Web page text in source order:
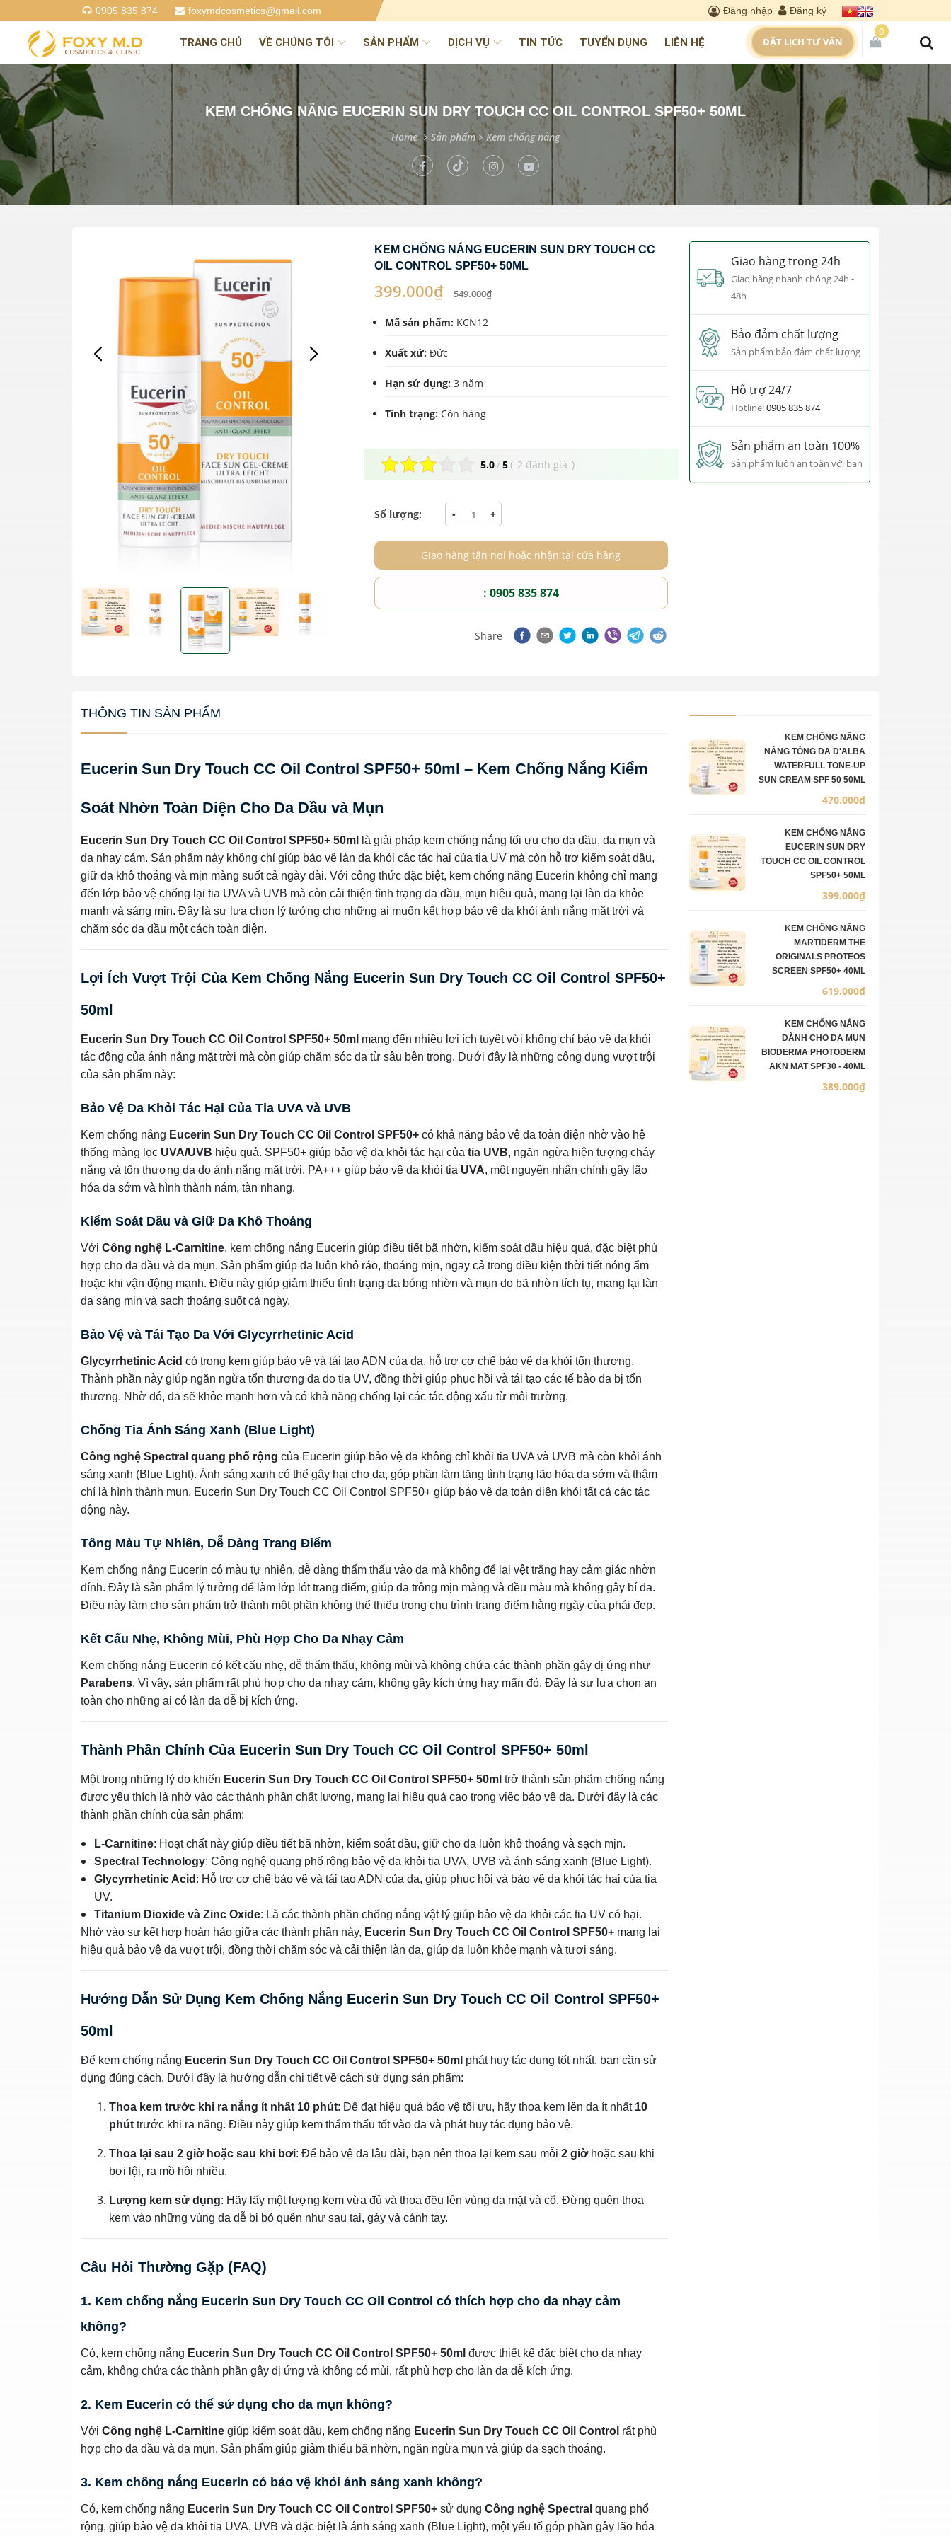
0905 835 874 foxymdcosmetics@gmail.com Đăng nhập Đăng ký
TRANG CHỦ VỀ CHÚNG TÔI SẢN PHẨM DỊCH VỤ TIN TỨC TUYỂN DỤNG LIÊN HỆ ĐẶT LỊCH TƯ VẤN
0
KEM CHỐNG NẮNG EUCERIN SUN DRY TOUCH CC OIL CONTROL SPF50+ 50ML
Home Sản phẩm Kem chống nắng
KEM CHỐNG NẮNG EUCERIN SUN DRY TOUCH CC
OIL CONTROL SPF50+ 50ML
399.000₫ 549.000₫
Mã sản phẩm: KCN12
Xuất xứ: Đức
Hạn sử dụng: 3 năm
Tình trạng: Còn hàng
5.0/5( 2 đánh giá )
Số lượng: - +
Giao hàng tận nơi hoặc nhận tại cửa hàng
: 0905 835 874
Share
Giao hàng trong 24h
Giao hàng nhanh chóng 24h -
48h
Bảo đảm chất lượng
Sản phẩm bảo đảm chất lượng
Hỗ trợ 24/7
Hotline:0905 835 874
Sản phẩm an toàn 100%
Sản phẩm luôn an toàn với bạn
THÔNG TIN SẢN PHẨM
Eucerin Sun Dry Touch CC Oil Control SPF50+ 50ml – Kem Chống Nắng Kiểm
Soát Nhờn Toàn Diện Cho Da Dầu và Mụn
Eucerin Sun Dry Touch CC Oil Control SPF50+ 50ml
là giải pháp kem chống nắng tối ưu cho da dầu, da mụn và
da nhạy cảm. Sản phẩm này không chỉ giúp bảo vệ làn da khỏi các tác hại của tia UV mà còn hỗ trợ kiểm soát dầu,
giữ da khô thoáng và mịn màng suốt cả ngày dài. Với công thức đặc biệt, kem chống nắng Eucerin không chỉ mang
đến lớp bảo vệ chống lại tia UVA và UVB mà còn cải thiện tình trạng da dầu, mụn hiệu quả, mang lại làn da khỏe
mạnh và sáng mịn. Đây là sự lựa chọn lý tưởng cho những ai muốn kết hợp bảo vệ da khỏi ánh nắng mặt trời và
chăm sóc da dầu một cách toàn diện.
Lợi Ích Vượt Trội Của Kem Chống Nắng Eucerin Sun Dry Touch CC Oil Control SPF50+
50ml
Eucerin Sun Dry Touch CC Oil Control SPF50+ 50ml mang đến nhiều lợi ích tuyệt vời không chỉ bảo vệ da khỏi
tác động của ánh nắng mặt trời mà còn giúp chăm sóc da từ sâu bên trong. Dưới đây là những công dụng vượt trội
của sản phẩm này:
Bảo Vệ Da Khỏi Tác Hại Của Tia UVA và UVB
Kem chống nắng Eucerin Sun Dry Touch CC Oil Control SPF50+ có khả năng bảo vệ da toàn diện nhờ vào hệ
thống màng lọc UVA/UVB hiệu quả. SPF50+ giúp bảo vệ da khỏi tác hại của tia UVB, ngăn ngừa hiện tượng cháy
nắng và tổn thương da do ánh nắng mặt trời. PA+++ giúp bảo vệ da khỏi tia UVA, một nguyên nhân chính gây lão
hóa da sớm và hình thành nám, tàn nhang.
Kiểm Soát Dầu và Giữ Da Khô Thoáng
Với Công nghệ L-Carnitine, kem chống nắng Eucerin giúp điều tiết bã nhờn, kiểm soát dầu hiệu quả, đặc biệt phù
hợp cho da dầu và da mụn. Sản phẩm giúp da luôn khô ráo, thoáng mịn, ngay cả trong điều kiện thời tiết nóng ẩm
hoặc khi vận động mạnh. Điều này giúp giảm thiểu tình trạng da bóng nhờn và mụn do bã nhờn tích tụ, mang lại làn
da sáng mịn và sạch thoáng suốt cả ngày.
Bảo Vệ và Tái Tạo Da Với Glycyrrhetinic Acid
Glycyrrhetinic Acid có trong kem giúp bảo vệ và tái tạo ADN của da, hỗ trợ cơ chế bảo vệ da khỏi tổn thương.
Thành phần này giúp ngăn ngừa tổn thương da do tia UV, đồng thời giúp phục hồi và tái tạo các tế bào da bị tổn
thương. Nhờ đó, da sẽ khỏe mạnh hơn và có khả năng chống lại các tác động xấu từ môi trường.
Chống Tia Ánh Sáng Xanh (Blue Light)
Công nghệ Spectral quang phổ rộng của Eucerin giúp bảo vệ da không chỉ khỏi tia UVA và UVB mà còn khỏi ánh
sáng xanh (Blue Light). Ánh sáng xanh có thể gây hại cho da, góp phần làm tăng tình trạng lão hóa da sớm và thậm
chí là hình thành mụn. Eucerin Sun Dry Touch CC Oil Control SPF50+ giúp bảo vệ da toàn diện khỏi tất cả các tác
động này.
Tông Màu Tự Nhiên, Dễ Dàng Trang Điểm
Kem chống nắng Eucerin có màu tự nhiên, dễ dàng thẩm thấu vào da mà không để lại vệt trắng hay cảm giác nhờn
dính. Đây là sản phẩm lý tưởng để làm lớp lót trang điểm, giúp da trông mịn màng và đều màu mà không gây bí da.
Điều này làm cho sản phẩm trở thành một phần không thể thiếu trong chu trình trang điểm hằng ngày của phái đẹp.
Kết Cấu Nhẹ, Không Mùi, Phù Hợp Cho Da Nhạy Cảm
Kem chống nắng Eucerin có kết cấu nhẹ, dễ thẩm thấu, không mùi và không chứa các thành phần gây dị ứng như
Parabens. Vì vậy, sản phẩm rất phù hợp cho da nhạy cảm, không gây kích ứng hay mẩn đỏ. Đây là sự lựa chọn an
toàn cho những ai có làn da dễ bị kích ứng.
Thành Phần Chính Của Eucerin Sun Dry Touch CC Oil Control SPF50+ 50ml
Một trong những lý do khiến Eucerin Sun Dry Touch CC Oil Control SPF50+ 50ml trở thành sản phẩm chống nắng
được yêu thích là nhờ vào các thành phần chất lượng, mang lại hiệu quả cao trong việc bảo vệ da. Dưới đây là các
thành phần chính của sản phẩm:
L-Carnitine: Hoạt chất này giúp điều tiết bã nhờn, kiểm soát dầu, giữ cho da luôn khô thoáng và sạch mịn.
Spectral Technology: Công nghệ quang phổ rộng bảo vệ da khỏi tia UVA, UVB và ánh sáng xanh (Blue Light).
Glycyrrhetinic Acid : Hỗ trợ cơ chế bảo vệ và tái tạo ADN của da, giúp phục hồi và bảo vệ da khỏi tác hại của tia
UV.
Titanium Dioxide và Zinc Oxide: Là các thành phần chống nắng vật lý giúp bảo vệ da khỏi các tia UV có hại.
Nhờ vào sự kết hợp hoàn hảo giữa các thành phần này, Eucerin Sun Dry Touch CC Oil Control SPF50+ mang lại
hiệu quả bảo vệ da vượt trội, đồng thời chăm sóc và cải thiện làn da, giúp da luôn khỏe mạnh và tươi sáng.
Hướng Dẫn Sử Dụng Kem Chống Nắng Eucerin Sun Dry Touch CC Oil Control SPF50+
50ml
Để kem chống nắng Eucerin Sun Dry Touch CC Oil Control SPF50+ 50ml phát huy tác dụng tốt nhất, bạn cần sử
dụng đúng cách. Dưới đây là hướng dẫn chi tiết về cách sử dụng sản phẩm:
Thoa kem trước khi ra nắng ít nhất 10 phút: Để đạt hiệu quả bảo vệ tối ưu, hãy thoa kem lên da ít nhất 10
phút trước khi ra nắng. Điều này giúp kem thẩm thấu tốt vào da và phát huy tác dụng bảo vệ.
Thoa lại sau 2 giờ hoặc sau khi bơi: Để bảo vệ da lâu dài, bạn nên thoa lại kem sau mỗi 2 giờhoặc sau khi
bơi lội, ra mồ hôi nhiều.
Lượng kem sử dụng: Hãy lấy một lượng kem vừa đủ và thoa đều lên vùng da mặt và cổ. Đừng quên thoa
kem vào những vùng da dễ bị bỏ quên như sau tai, gáy và cánh tay.
Câu Hỏi Thường Gặp (FAQ)
1. Kem chống nắng Eucerin Sun Dry Touch CC Oil Control có thích hợp cho da nhạy cảm
không?
Có, kem chống nắng Eucerin Sun Dry Touch CC Oil Control SPF50+ 50ml được thiết kế đặc biệt cho da nhạy
cảm, không chứa các thành phần gây dị ứng và không có mùi, rất phù hợp cho làn da dễ kích ứng.
2. Kem Eucerin có thể sử dụng cho da mụn không?
Với Công nghệ L-Carnitine giúp kiểm soát dầu, kem chống nắng Eucerin Sun Dry Touch CC Oil Control rất phù
hợp cho da dầu và da mụn. Sản phẩm giúp giảm thiểu bã nhờn, ngăn ngừa mụn và giúp da sạch thoáng.
3. Kem chống nắng Eucerin có bảo vệ khỏi ánh sáng xanh không?
Có, kem chống nắng Eucerin Sun Dry Touch CC Oil Control SPF50+ sử dụng Công nghệ Spectral quang phổ
rộng, giúp bảo vệ da khỏi tia UVA, UVB và đặc biệt là ánh sáng xanh (Blue Light), một yếu tố góp phần gây lão hóa
Ảnh sản phẩm Mô tả
KEM CHỐNG NẮNG
NÂNG TÔNG DA D'ALBA
WATERFULL TONE-UP
SUN CREAM SPF 50 50ML
470.000₫
KEM CHỐNG NẮNG
EUCERIN SUN DRY
TOUCH CC OIL CONTROL
SPF50+ 50ML
399.000₫
KEM CHỐNG NẮNG
MARTIDERM THE
ORIGINALS PROTEOS
SCREEN SPF50+ 40ML
619.000₫
KEM CHỐNG NẮNG
DÀNH CHO DA MỤN
BIODERMA PHOTODERM
AKN MAT SPF30 - 40ML
389.000₫